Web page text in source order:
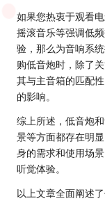
如果您热衷于观看
摇滚音乐等强调低
验，那么为音响系
购低音炮时，除了
其与主音箱的匹配
的影响。
综上所述，低音炮
景等方面都存在明
身的需求和使用场
听觉体验。
以上文章全面阐述